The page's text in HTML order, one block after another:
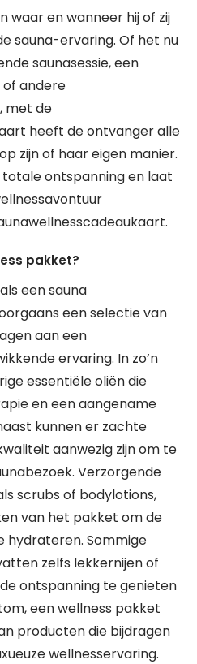
waar en wanneer hij of zij
sauna-ervaring. Of het nu
saunasessie, een
of andere
met de
heeft de ontvanger alle
zijn of haar eigen manier.
ontspanning en laat
pakket?
een sauna
een selectie van
aan een
ervaring. In zo’n
essentiële oliën die
en een aangename
kunnen er zachte
aanwezig zijn om te
Verzorgende
scrubs of bodylotions,
van het pakket om de
hydrateren. Sommige
zelfs lekkernijen of
ontspanning te genieten
een wellness pakket
producten die bijdragen
wellnesservaring.